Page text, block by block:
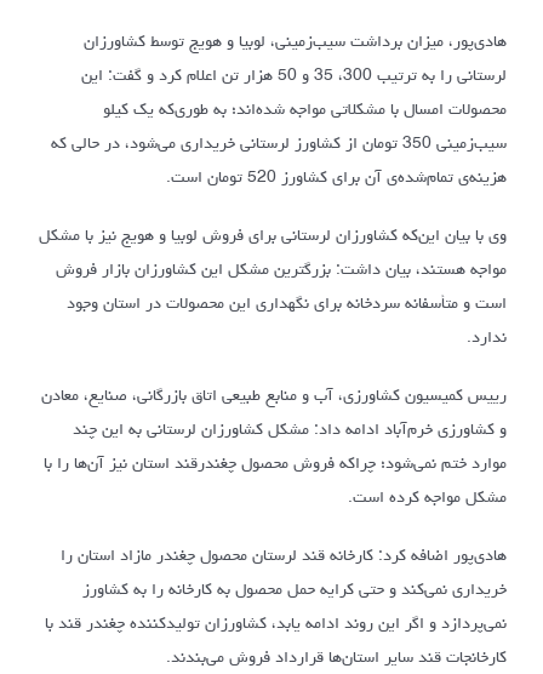
هادی‌پور، میزان برداشت سیب‌زمینی، لوبیا و هویج توسط کشاورزان
لرستانی را به ترتیب 300، 35 و 50 هزار تن اعلام کرد و گفت: این
محصولات امسال با مشکلاتی مواجه شده‌اند؛ به طوری‌که یک کیلو
سیب‌زمینی 350 تومان از کشاورز لرستانی خریداری می‌شود، در حالی که
هزینه‌ی تمام‌شده‌ی آن برای کشاورز 520 تومان است.
وی با بیان این‌که کشاورزان لرستانی برای فروش لوبیا و هویج نیز با مشکل
مواجه هستند، بیان داشت: بزرگترین مشکل این کشاورزان بازار فروش
است و متأسفانه سردخانه برای نگهداری این محصولات در استان وجود
ندارد.
رییس کمیسیون کشاورزی، آب و منابع طبیعی اتاق بازرگانی، صنایع، معادن
و کشاورزی خرم‌آباد ادامه داد: مشکل کشاورزان لرستانی به این چند
موارد ختم نمی‌شود؛ چراکه فروش محصول چغندرقند استان نیز آن‌ها را با
مشکل مواجه کرده است.
هادی‌پور اضافه کرد: کارخانه قند لرستان محصول چغندر مازاد استان را
خریداری نمی‌کند و حتی کرایه حمل محصول به کارخانه را به کشاورز
نمی‌پردازد و اگر این روند ادامه یابد، کشاورزان تولیدکننده چغندر قند با
کارخانجات قند سایر استان‌ها قرارداد فروش می‌بندند.